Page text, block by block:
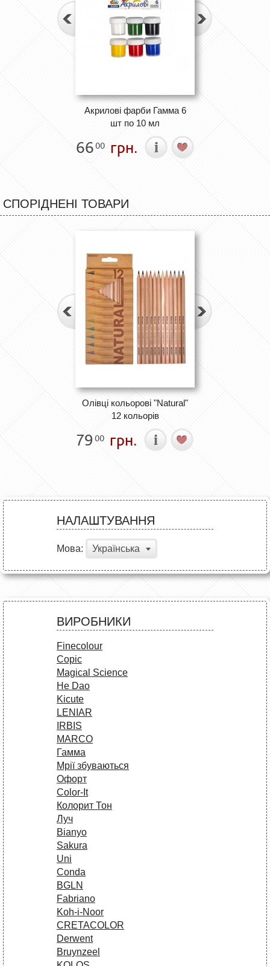
Акрилові фарби Гамма 6
шт по 10 мл
6600 грн.
СПОРІДНЕНІ ТОВАРИ
Олівці кольорові "Natural"
12 кольорів
79 00 грн.
НАЛАШТУВАННЯ
Мова: Українська
ВИРОБНИКИ
Finecolour
Copic
Magical Science
He Dao
Kicute
LENIAR
IRBIS
MARCO
Гамма
Мрії збуваються
Офорт
Сolor-It
Колорит Тон
Луч
Bianyo
Sakura
Uni
Conda
BGLN
Fabriano
Koh-i-Noor
CRETACOLOR
Derwent
Bruynzeel